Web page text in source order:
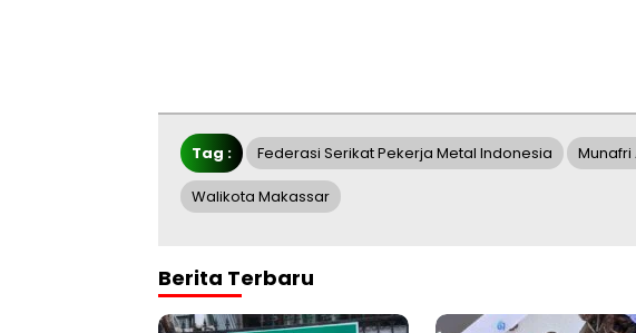
Tag : Federasi Serikat Pekerja Metal Indonesia Munafri
Walikota Makassar
Berita Terbaru